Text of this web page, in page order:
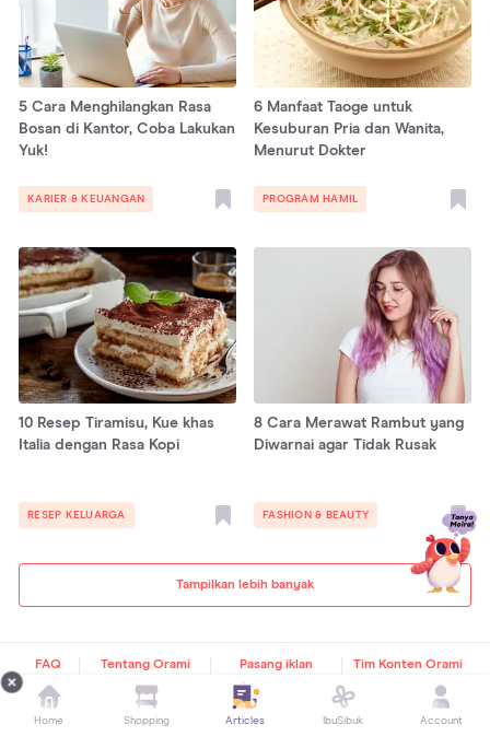
Tampilkan lebih banyak
5 Cara Menghilangkan Rasa
Bosan di Kantor, Coba Lakukan
Yuk!
KARIER & KEUANGAN
6 Manfaat Taoge untuk
Kesuburan Pria dan Wanita,
Menurut Dokter
PROGRAM HAMIL
10 Resep Tiramisu, Kue khas
Italia dengan Rasa Kopi
RESEP KELUARGA
8 Cara Merawat Rambut yang
Diwarnai agar Tidak Rusak
FASHION & BEAUTY
FAQ Tentang Orami Pasang iklan Tim Konten Orami
Home Shopping Articles IbuSibuk Account